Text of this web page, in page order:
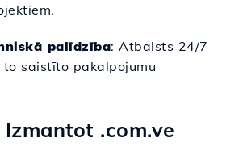
palīdzība: Atbalsts 24/7
to saistīto pakalpojumu
.com.ve